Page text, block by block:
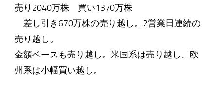
売り2040万株 買い1370万株
差し引き670万株の売り越し。2営業日連続の
売り越し。
金額ベースも売り越し。米国系は売り越し、欧
州系は小幅買い越し。